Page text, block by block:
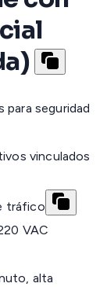
seguridad
vinculados
tráfico
VAC
alta